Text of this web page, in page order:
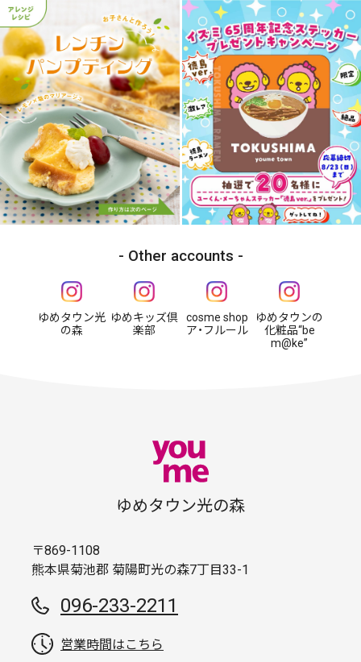
Other accounts
ゆめタウン光
の森
ゆめキッズ倶
楽部
cosme shop
ア・フルール
ゆめタウンの
化粧品“be
m@ke”
ゆめタウン光の森
〒869-1108
熊本県菊池郡 菊陽町光の森7丁目33-1
096-233-2211
営業時間はこちら